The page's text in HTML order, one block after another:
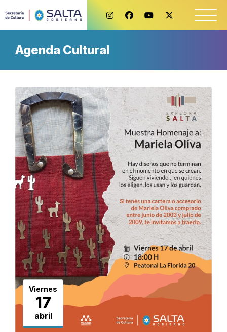
Agenda Cultural
Viernes
17
abril